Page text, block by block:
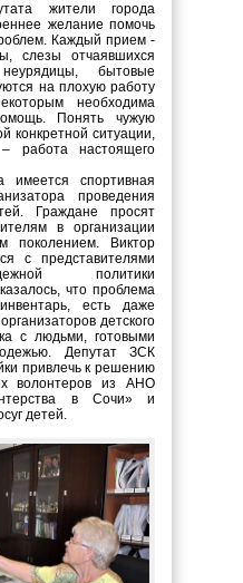
жители города
желание помочь
Каждый прием -
слезы отчаявшихся
бытовые
на плохую работу
необходима
Понять чужую
конкретной ситуации,
работа настоящего
имеется спортивная
проведения
Граждане просят
в организации
поколением. Виктор
с представителями
политики
что проблема
есть даже
детского
с людьми, готовыми
Депутат ЗСК
привлечь к решению
волонтеров из АНО
в Сочи» и
детей.